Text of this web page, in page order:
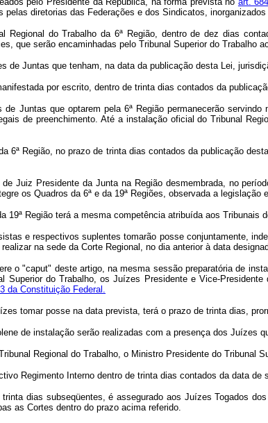
diretorias das Federações e dos Sindicatos,
Regional do Trabalho da 6ª Região, dentro de dez dias
que serão encaminhadas pelo Tribunal Superior do Trabalho
de Juntas que tenham, na data da publicação desta Lei,
por escrito, dentro de trinta dias contados da
Juntas que optarem pela 6ª Região permanecerão
de preenchimento. Até a instalação oficial do Tribunal
6ª Região, no prazo de trinta dias contados da publicação
Juiz Presidente da Junta na Região desmembrada, no
os Quadros da 6ª e da 19ª Regiões, observada a legislação
19ª Região terá a mesma competência atribuída aos Tribunais
e respectivos suplentes tomarão posse conjuntamente,
na sede da Corte Regional, no dia anterior à data
o "caput" deste artigo, na mesma sessão preparatória de
Superior do Trabalho, os Juízes Presidente e Vice-
da Constituição Federal.
tomar posse na data prevista, terá o prazo de trinta dias,
de instalação serão realizadas com a presença dos
Regional do Trabalho, o Ministro Presidente do
Regimento Interno dentro de trinta dias contados da data de
dias subseqüentes, é assegurado aos Juízes Togados
as Cortes dentro do prazo acima referido.